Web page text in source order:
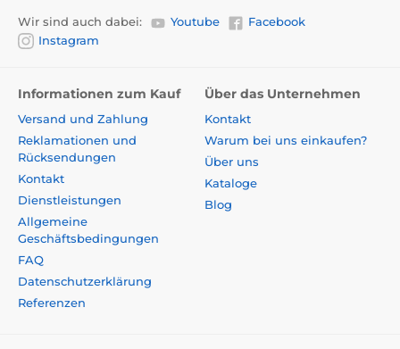
Wir sind auch dabei: Youtube
Facebook
Instagram
Informationen zum Kauf
Versand und Zahlung
Reklamationen und
Rücksendungen
Kontakt
Dienstleistungen
Allgemeine
Geschäftsbedingungen
FAQ
Datenschutzerklärung
Referenzen
Über das Unternehmen
Kontakt
Warum bei uns einkaufen?
Über uns
Kataloge
Blog